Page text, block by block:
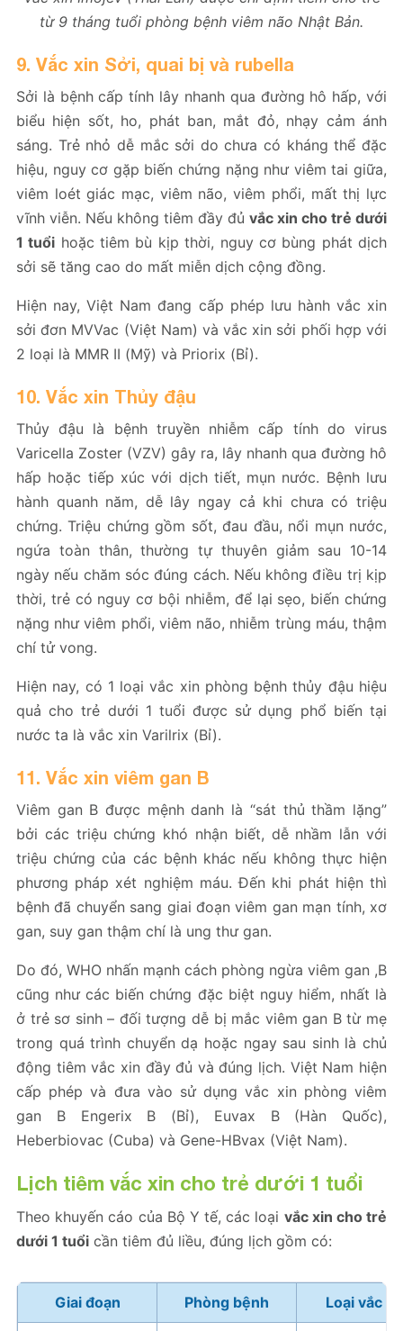
từ 9 tháng tuổi phòng bệnh viêm não Nhật Bản.
9. Vắc xin Sởi, quai bị và rubella
Sởi là bệnh cấp tính lây nhanh qua đường hô hấp, với
biểu hiện sốt, ho, phát ban, mắt đỏ, nhạy cảm ánh
sáng. Trẻ nhỏ dễ mắc sởi do chưa có kháng thể đặc
hiệu, nguy cơ gặp biến chứng nặng như viêm tai giữa,
viêm loét giác mạc, viêm não, viêm phổi, mất thị lực
vĩnh viễn. Nếu không tiêm đầy đủ vắc xin cho trẻ dưới
1 tuổi hoặc tiêm bù kịp thời, nguy cơ bùng phát dịch
sởi sẽ tăng cao do mất miễn dịch cộng đồng.
Hiện nay, Việt Nam đang cấp phép lưu hành vắc xin
sởi đơn MVVac (Việt Nam) và vắc xin sởi phối hợp với
2 loại là MMR II (Mỹ) và Priorix (Bỉ).
10. Vắc xin Thủy đậu
Thủy đậu là bệnh truyền nhiễm cấp tính do virus
Varicella Zoster (VZV) gây ra, lây nhanh qua đường hô
hấp hoặc tiếp xúc với dịch tiết, mụn nước. Bệnh lưu
hành quanh năm, dễ lây ngay cả khi chưa có triệu
chứng. Triệu chứng gồm sốt, đau đầu, nổi mụn nước,
ngứa toàn thân, thường tự thuyên giảm sau 10-14
ngày nếu chăm sóc đúng cách. Nếu không điều trị kịp
thời, trẻ có nguy cơ bội nhiễm, để lại sẹo, biến chứng
nặng như viêm phổi, viêm não, nhiễm trùng máu, thậm
chí tử vong.
Hiện nay, có 1 loại vắc xin phòng bệnh thủy đậu hiệu
quả cho trẻ dưới 1 tuổi được sử dụng phổ biến tại
nước ta là vắc xin Varilrix (Bỉ).
11. Vắc xin viêm gan B
Viêm gan B được mệnh danh là “sát thủ thầm lặng”
bởi các triệu chứng khó nhận biết, dễ nhầm lẫn với
triệu chứng của các bệnh khác nếu không thực hiện
phương pháp xét nghiệm máu. Đến khi phát hiện thì
bệnh đã chuyển sang giai đoạn viêm gan mạn tính, xơ
gan, suy gan thậm chí là ung thư gan.
Do đó, WHO nhấn mạnh cách phòng ngừa viêm gan ,B
cũng như các biến chứng đặc biệt nguy hiểm, nhất là
ở trẻ sơ sinh – đối tượng dễ bị mắc viêm gan B từ mẹ
trong quá trình chuyển dạ hoặc ngay sau sinh là chủ
động tiêm vắc xin đầy đủ và đúng lịch. Việt Nam hiện
cấp phép và đưa vào sử dụng vắc xin phòng viêm
gan B Engerix B (Bỉ), Euvax B (Hàn Quốc),
Heberbiovac (Cuba) và Gene-HBvax (Việt Nam).
Lịch tiêm vắc xin cho trẻ dưới 1 tuổi
Theo khuyến cáo của Bộ Y tế, các loại vắc xin cho trẻ
dưới 1 tuổi cần tiêm đủ liều, đúng lịch gồm có:
Giai đoạn Phòng bệnh Loại vắc